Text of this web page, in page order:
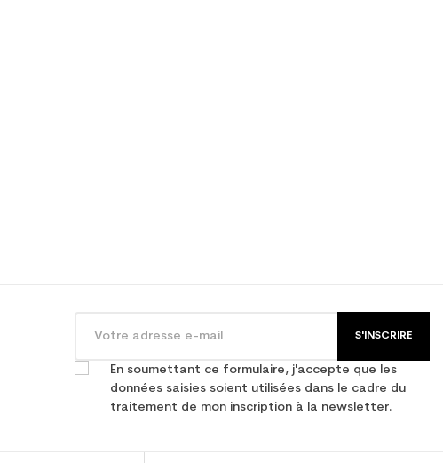
S'INSCRIRE
En soumettant ce formulaire, j'accepte que les
données saisies soient utilisées dans le cadre du
traitement de mon inscription à la newsletter.